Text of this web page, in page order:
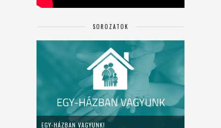
SOROZATOK
EGY-HÁZBAN VAGYUNK!